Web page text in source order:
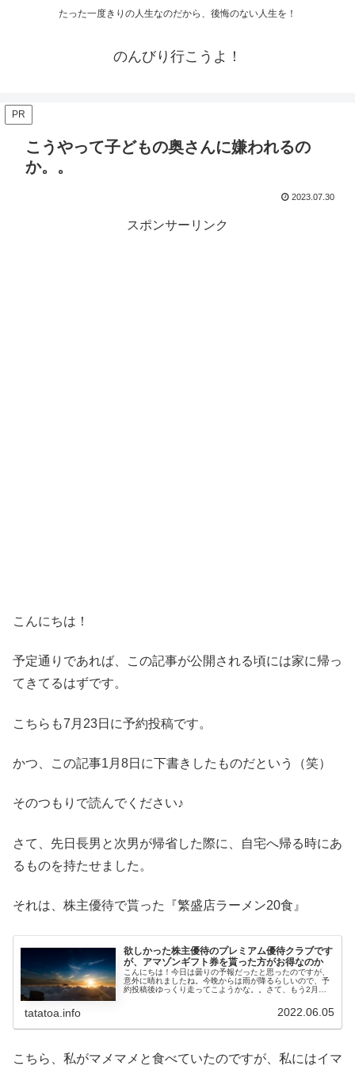
たった一度きりの人生なのだから、後悔のない人生を！
のんびり行こうよ！
PR
こうやって子どもの奥さんに嫌われるの
か。。
2023.07.30
スポンサーリンク
こんにちは！
予定通りであれば、この記事が公開される頃には家に帰っ
てきてるはずです。
こちらも7月23日に予約投稿です。
かつ、この記事1月8日に下書きしたものだという（笑）
そのつもりで読んでください♪
さて、先日長男と次男が帰省した際に、自宅へ帰る時にあ
るものを持たせました。
それは、株主優待で貰った『繁盛店ラーメン20食』
欲しかった株主優待のプレミアム優待クラブです
が、アマゾンギフト券を貰った方がお得なのか
こんにちは！今日は曇りの予報だったと思ったのですが、
意外に晴れましたね。今晩からは雨が降るらしいので、予
約投稿後ゆっくり走ってこようかな。。さて、もう2月の
tatatoa.info 2022.06.05
こちら、私がマメマメと食べていたのですが、私にはイマ